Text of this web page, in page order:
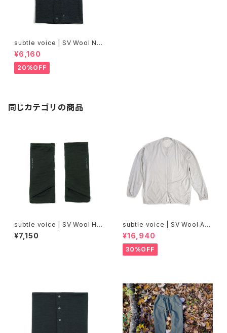
subtle voice | SV Wool Ne
ck Wrap
¥6,160
20%OFF
同じカテゴリの商品
subtle voice | SV Wool Ha
nd Warmer
¥7,150
subtle voice | SV Wool Ad
d Jacket
¥16,940
30%OFF